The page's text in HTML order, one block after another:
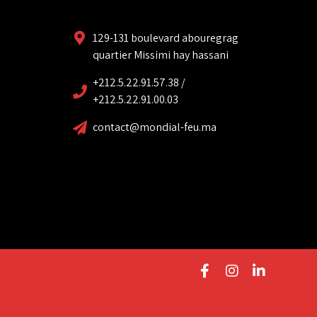
129-131 boulevard abouregrag
quartier Missimi hay hassani
+212.5.22.91.57.38 /
+212.5.22.91.00.03
contact@mondial-feu.ma